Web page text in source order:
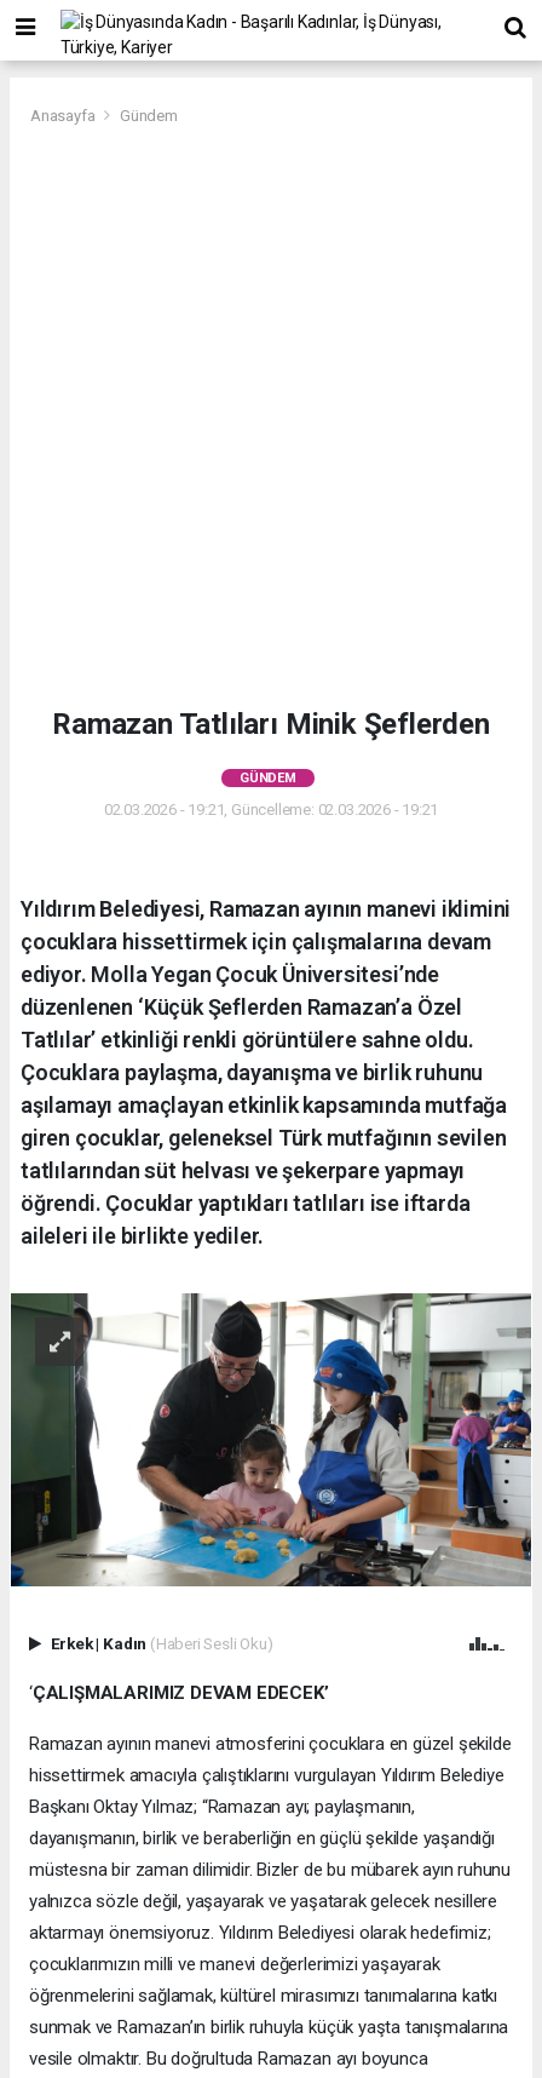
Anasayfa Gündem
Ramazan Tatlıları Minik Şeflerden
GÜNDEM
02.03.2026 - 19:21, Güncelleme: 02.03.2026 - 19:21
Yıldırım Belediyesi, Ramazan ayının manevi iklimini
çocuklara hissettirmek için çalışmalarına devam
ediyor. Molla Yegan Çocuk Üniversitesi’nde
düzenlenen ‘Küçük Şeflerden Ramazan’a Özel
Tatlılar’ etkinliği renkli görüntülere sahne oldu.
Çocuklara paylaşma, dayanışma ve birlik ruhunu
aşılamayı amaçlayan etkinlik kapsamında mutfağa
giren çocuklar, geleneksel Türk mutfağının sevilen
tatlılarından süt helvası ve şekerpare yapmayı
öğrendi. Çocuklar yaptıkları tatlıları ise iftarda
aileleri ile birlikte yediler.
Erkek| Kadın (Haberi Sesli Oku)
‘ÇALIŞMALARIMIZ DEVAM EDECEK’
Ramazan ayının manevi atmosferini çocuklara en güzel şekilde
hissettirmek amacıyla çalıştıklarını vurgulayan Yıldırım Belediye
Başkanı Oktay Yılmaz; “Ramazan ayı; paylaşmanın,
dayanışmanın, birlik ve beraberliğin en güçlü şekilde yaşandığı
müstesna bir zaman dilimidir. Bizler de bu mübarek ayın ruhunu
yalnızca sözle değil, yaşayarak ve yaşatarak gelecek nesillere
aktarmayı önemsiyoruz. Yıldırım Belediyesi olarak hedefimiz;
çocuklarımızın milli ve manevi değerlerimizi yaşayarak
öğrenmelerini sağlamak, kültürel mirasımızı tanımalarına katkı
sunmak ve Ramazan’ın birlik ruhuyla küçük yaşta tanışmalarına
vesile olmaktır. Bu doğrultuda Ramazan ayı boyunca